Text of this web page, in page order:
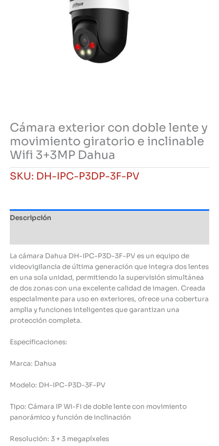
Cámara exterior con doble lente y
movimiento giratorio e inclinable
Wifi 3+3MP Dahua
SKU: DH-IPC-P3DP-3F-PV
Descripción
La cámara Dahua DH-IPC-P3D-3F-PV es un equipo de
videovigilancia de última generación que integra dos lentes
en una sola unidad, permitiendo la supervisión simultánea
de dos zonas con una excelente calidad de imagen. Creada
especialmente para uso en exteriores, ofrece una cobertura
amplia y funciones inteligentes que garantizan una
protección completa.
Especificaciones:
Marca: Dahua
Modelo: DH-IPC-P3D-3F-PV
Tipo: Cámara IP Wi-Fi de doble lente con movimiento
panorámico y función de inclinación
Resolución: 3 + 3 megapíxeles